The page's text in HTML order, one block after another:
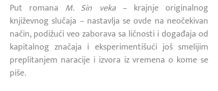
Put romana M. Sin veka– krajnje originalnog
književnog slučaja – nastavlja se ovde na neočekivan
način, podižući veo zaborava sa ličnosti i događaja od
kapitalnog značaja i eksperimentišući još smelijim
preplitanjem naracije i izvora iz vremena o kome se
piše.